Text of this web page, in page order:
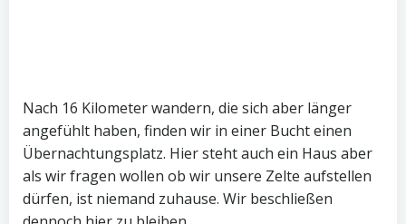
Nach 16 Kilometer wandern, die sich aber länger
angefühlt haben, finden wir in einer Bucht einen
Übernachtungsplatz. Hier steht auch ein Haus aber
als wir fragen wollen ob wir unsere Zelte aufstellen
dürfen, ist niemand zuhause. Wir beschließen